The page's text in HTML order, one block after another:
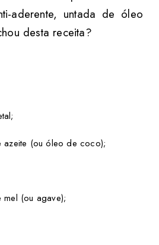
aderente, untada de óleo
desta receita?
(ou óleo de coco);
(ou agave);